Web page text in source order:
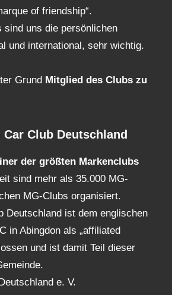
of friendship“.
sind uns die persönlichen
und international, sehr wichtig.
Grund Mitglied des Clubs zu
Car Club Deutschland
der größten Markenclubs
sind mehr als 35.000 MG-
MG-Clubs organisiert.
Deutschland ist dem englischen
in Abingdon als „affiliated
und ist damit Teil dieser
e. V.